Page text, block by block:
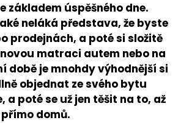
základem úspěšného dne.
neláká představa, že byste
prodejnách, a poté si složitě
matraci autem nebo na
době je mnohdy výhodnější si
objednat ze svého bytu
a poté se už jen těšit na to, až
domů.